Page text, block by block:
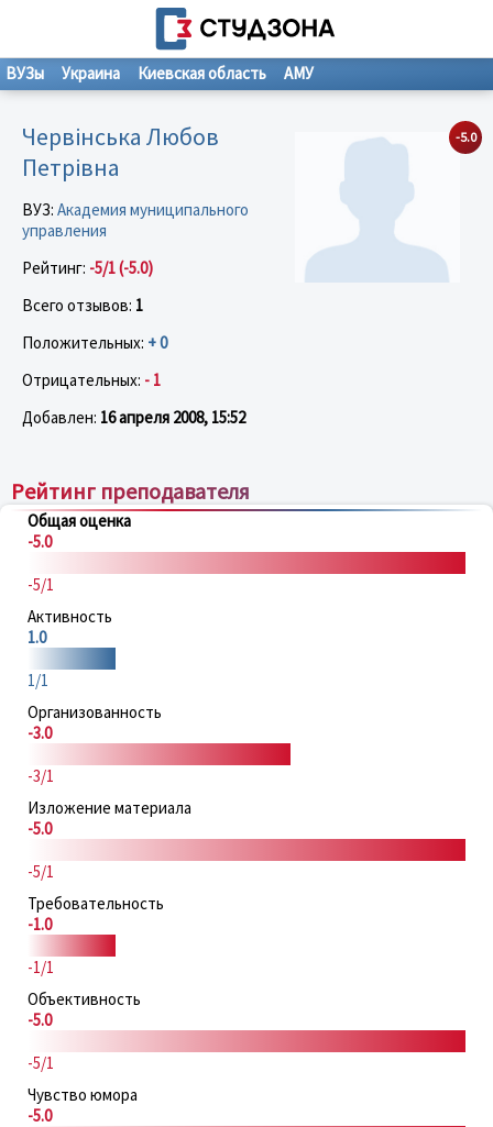
ВУЗы Украина Киевская область АМУ
-5.0
Червінська Любов
Петрівна
ВУЗ: Академия муниципального
управления
Рейтинг: -5/1 (-5.0)
Всего отзывов: 1
Положительных: + 0
Отрицательных: - 1
Добавлен: 16 апреля 2008, 15:52
Рейтинг преподавателя
Общая оценка
-5.0
-5/1
Активность
1.0
1/1
Организованность
-3.0
-3/1
Изложение материала
-5.0
-5/1
Требовательность
-1.0
-1/1
Объективность
-5.0
-5/1
Чувство юмора
-5.0